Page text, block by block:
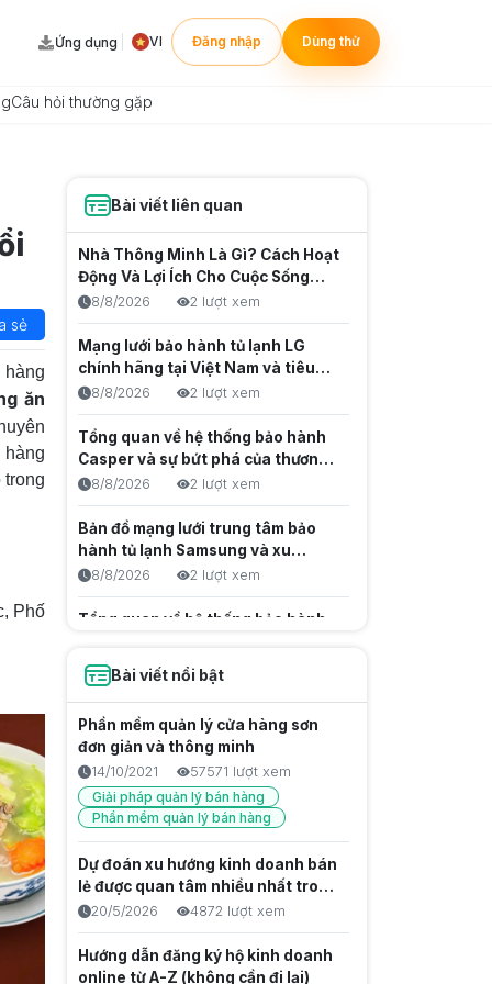
Ứng dụng VI Đăng nhập Dùng thử
Câu hỏi thường gặp
sẻ
ăn
trong
Phố
Bài viết liên quan
Nhà Thông Minh Là Gì? Cách Hoạt
Động Và Lợi Ích Cho Cuộc Sống
Hiện Đại
8/8/2026 2 lượt xem
Mạng lưới bảo hành tủ lạnh LG
chính hãng tại Việt Nam và tiêu
chuẩn dịch vụ cao cấp
8/8/2026 2 lượt xem
Tổng quan về hệ thống bảo hành
Casper và sự bứt phá của thương
hiệu điện lạnh Thái Lan
8/8/2026 2 lượt xem
Bản đồ mạng lưới trung tâm bảo
hành tủ lạnh Samsung và xu
hướng hỗ trợ kỹ thuật hiện đại
8/8/2026 2 lượt xem
Tổng quan về hệ thống bảo hành
trong chính sách hậu mãi
8/8/2026 5 lượt xem
từ cơ bản đến chuyên sâu
7/8/2026 8 lượt xem
Cách Chuyển PDF Sang Word
Chuẩn Phông, Giữ Nguyên Định
Dạng
Bảo Hành Kangaroo: Hướng Dẫn
Chi Tiết & Giải Pháp Cho Đại Lý
Bài viết nổi bật
Phần mềm quản lý cửa hàng sơn
đơn giản và thông minh
14/10/2021
57571 lượt xem
Giải pháp quản lý bán hàng
Phần mềm quản lý bán hàng
Dự đoán xu hướng kinh doanh bán
lẻ được quan tâm nhiều nhất trong
năm 2027
20/5/2026 4872 lượt xem
Hướng dẫn đăng ký hộ kinh doanh
online từ A-Z (không cần đi lại)